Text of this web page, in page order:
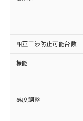
相互干渉防止可能台数
機能
感度調整
ご利用
以下の条件
本サ
商品
対応済み
非含有に対
対応予定：
有に対応し
対応予定な
非含有に非
調査・確認
非含有の対